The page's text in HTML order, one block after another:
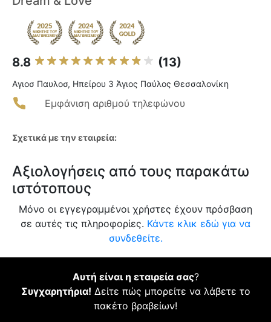
8.8 (13)
Αγιοσ Παυλοσ, Ηπείρου 3 Άγιος Παύλος Θεσσαλονίκη
Εμφάνιση αριθμού τηλεφώνου
Σχετικά με την εταιρεία:
Αξιολογήσεις από τους παρακάτω
ιστότοπους
Μόνο οι εγγεγραμμένοι χρήστες έχουν πρόσβαση
σε αυτές τις πληροφορίες. Κάντε κλικ εδώ για να
συνδεθείτε.
Αυτή είναι η εταιρεία σας?
Συγχαρητήρια! Δείτε πώς μπορείτε να λάβετε το
πακέτο βραβείων!